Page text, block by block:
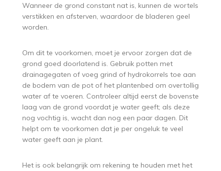
Wanneer de grond constant nat is, kunnen de wortels
verstikken en afsterven, waardoor de bladeren geel
worden.
Om dit te voorkomen, moet je ervoor zorgen dat de
grond goed doorlatend is. Gebruik potten met
drainagegaten of voeg grind of hydrokorrels toe aan
de bodem van de pot of het plantenbed om overtollig
water af te voeren. Controleer altijd eerst de bovenste
laag van de grond voordat je water geeft; als deze
nog vochtig is, wacht dan nog een paar dagen. Dit
helpt om te voorkomen dat je per ongeluk te veel
water geeft aan je plant.
Het is ook belangrijk om rekening te houden met het